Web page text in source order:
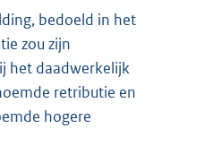
bedoeld in het
zou zijn
het daadwerkelijk
retributie en
hogere